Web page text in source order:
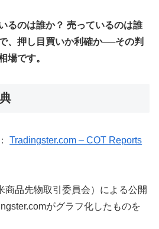
るのは誰か？ 売っているのは誰
、押し目買いか利確か──その判
場です。
Tradingster.com – COT Reports
品先物取引委員会）による公開
がグラフ化したものを